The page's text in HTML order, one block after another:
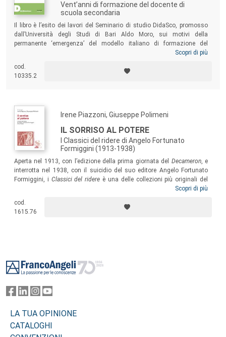
Vent’anni di formazione del docente di
scuola secondaria
Il libro è l’esito dei lavori del Seminario di studio DidaSco, promosso
dall’Università degli Studi di Bari Aldo Moro, sui motivi della
permanente ‘emergenza’ del modello italiano di formazione del
docente di scuola secondaria. L'intento del volume è duplice: da un
e autocritica, riferiti alla concreta realtà delle istituzioni e delle politiche
dell’istruzione italiane; dall’altro analizzare il ruolo che la ricerca
competenze richieste ai docenti.
Scopri di più
cod.
10335.2
Irene Piazzoni, Giuseppe Polimeni
IL SORRISO AL POTERE
I Classici del ridere di Angelo Fortunato
Formiggini (1913-1938)
Aperta nel 1913, con l’edizione della prima giornata del Decameron, e
interrotta nel 1938, con il suicidio del suo editore Angelo Fortunato
Formiggini, i Classici del ridere è una delle collezioni più originali del
primo Novecento, in cui Formiggini vede un’occasione per offrire al suo
compresi in questo volume fanno luce sulla complessità di una
proposta culturale che tanta importanza avrà nelle scelte editoriali del
Scopri di più
cod.
1615.76
LA TUA OPINIONE
CATALOGHI